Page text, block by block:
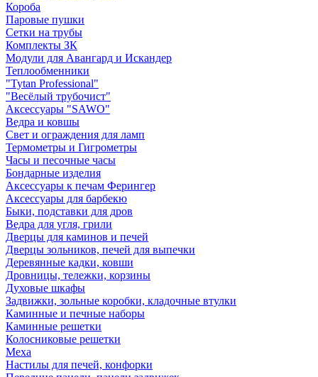
Короба
Паровые пушки
Сетки на трубы
Комплекты ЗК
Модули для Авангард и Искандер
Теплообменники
"Tytan Professional"
"Весёлый трубочист"
Аксессуары "SAWO"
Ведра и ковшы
Свет и ограждения для ламп
Термометры и Гигрометры
Часы и песочные часы
Бондарные изделия
Аксессуары к печам Ферингер
Аксессуары для барбекю
Быки, подставки для дров
Ведра для угля, грили
Дверцы для каминов и печей
Дверцы зольников, печей для выпечки
Деревянные кадки, ковши
Дровницы, тележки, корзины
Духовые шкафы
Задвижки, зольные коробки, кладочные втулки
Каминные и печные наборы
Каминные решетки
Колосниковые решетки
Меха
Настилы для печей, конфорки